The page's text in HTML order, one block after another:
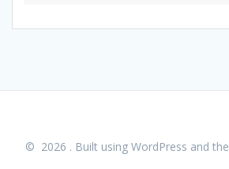
© 2026 . Built using WordPress and the